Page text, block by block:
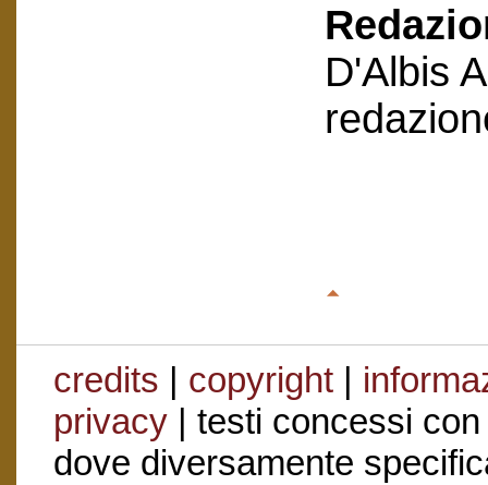
D'Albis
credits | copyright|
privacy| testi concessi
dove diversamente